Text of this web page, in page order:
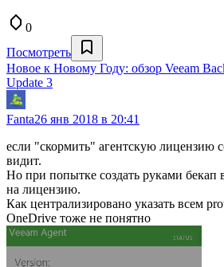
0
Посмотреть
Новое к Новому Году: обзор Veeam
Update 3
Fanta26 янв 2018 в 20:41
если "скормить" агентскую лицензию
видит.
Но при попытке создать руками бекап
на лицензию.
Как централизировано указать всем
OneDrive тоже не понятно